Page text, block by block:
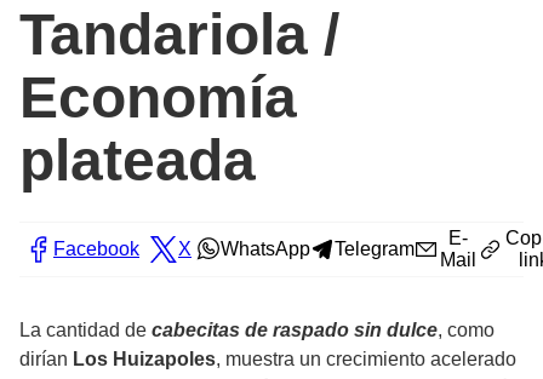
Tandariola /
Economía
plateada
Facebook X WhatsApp Telegram
E-
Mail
La cantidad de cabecitas de raspado sin dulce, como
dirían Los Huizapoles, muestra un crecimiento acelerado